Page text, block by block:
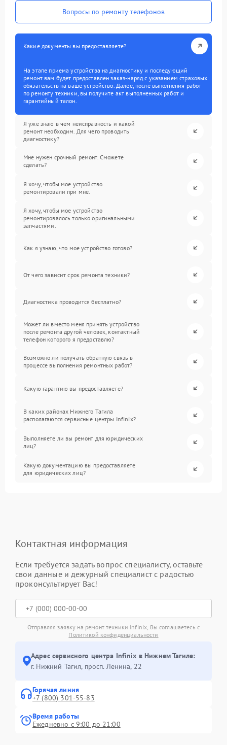
Вопросы по ремонту телефонов
Какие документы вы предоставляете?
На этапе приема устройства на диагностику и последующий
ремонт вам будет предоставлен заказ-наряд с указанием страховых
обязательств на ваше устройство. Далее, после выполнения работ
по ремонту техники, вы получите акт выполненных работ и
гарантийный талон.
Я уже знаю в чем неисправность и какой
ремонт необходим. Для чего проводить
диагностику?
Мне нужен срочный ремонт. Сможете
сделать?
Я хочу, чтобы мое устройство
ремонтировали при мне.
Я хочу, чтобы мое устройство
ремонтировалось только оригинальными
запчастями.
Как я узнаю, что мое устройство готово?
От чего зависит срок ремонта техники?
Диагностика проводится бесплатно?
Может ли вместо меня принять устройство
после ремонта другой человек, контактный
телефон которого я предоставлю?
Возможно ли получать обратную связь в
процессе выполнения ремонтных работ?
Какую гарантию вы предоставляете?
В каких районах Нижнего Тагила
располагаются сервисные центры Infinix?
Выполняете ли вы ремонт для юридических
лиц?
Какую документацию вы предоставляете
для юридических лиц?
Контактная информация
Если требуется задать вопрос специалисту, оставьте
свои данные и дежурный специалист с радостью
проконсультирует Вас!
Отправляя заявку на ремонт техники Infinix, Вы соглашаетесь с
Политикой конфиденциальности
Адрес сервисного центра Infinix в Нижнем Тагиле:
г. Нижний Тагил, просп. Ленина, 22
Горячая линия
+7 (800) 301-55-83
Время работы
Ежедневно с 9:00 до 21:00